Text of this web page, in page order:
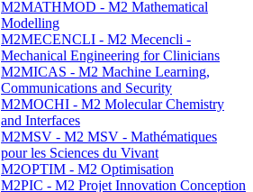
M2MATHMOD - M2 Mathematical
Modelling
M2MECENCLI - M2 Mecencli -
Mechanical Engineering for Clinicians
M2MICAS - M2 Machine Learning,
Communications and Security
M2MOCHI - M2 Molecular Chemistry
and Interfaces
M2MSV - M2 MSV - Mathématiques
pour les Sciences du Vivant
M2OPTIM - M2 Optimisation
M2PIC - M2 Projet Innovation Conception